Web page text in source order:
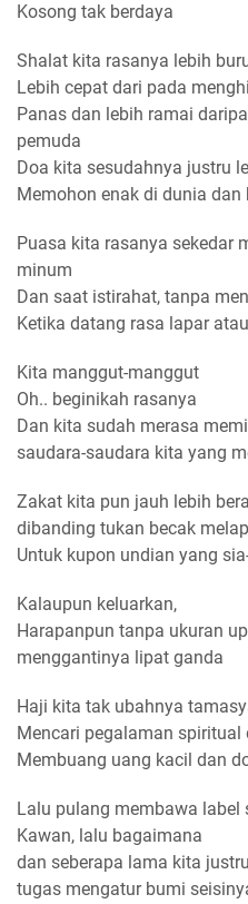
Kosong tak berdaya
Shalat kita rasanya lebih
Lebih cepat dari pada
Panas dan lebih ramai
pemuda
Doa kita sesudahnya justru
Memohon enak di dunia
Puasa kita rasanya sekedar
minum
Dan saat istirahat, tanpa
Ketika datang rasa lapar
Kita manggut-manggut
Oh.. beginikah rasanya
Dan kita sudah merasa
saudara-saudara kita yang
Zakat kita pun jauh lebih
dibanding tukan becak
Untuk kupon undian yang
Kalaupun keluarkan,
Harapanpun tanpa ukuran
menggantinya lipat ganda
Haji kita tak ubahnya
Mencari pegalaman spiritual
Membuang uang kacil dan
Lalu pulang membawa label
Kawan, lalu bagaimana
dan seberapa lama kita
tugas mengatur bumi